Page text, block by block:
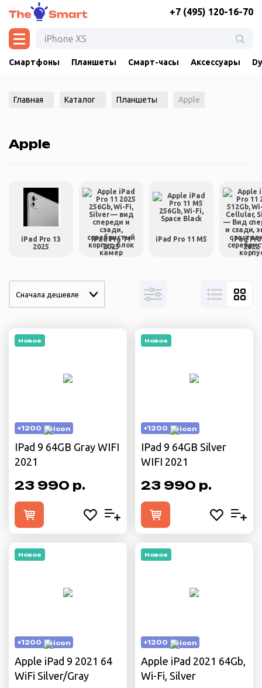
+7 (495) 120-16-70
Смартфоны Планшеты Смарт-часы Аксессуары
Главная Каталог Планшеты Apple
Apple
iPad Pro 13
2025
iPad Pro 11
2025
iPad Pro 11 M5
iPad Pro
2022
Сначала дешевле
+1200
Новое
IPad 9 64GB Gray WIFI
2021
23 990 р.
+1200
Новое
IPad 9 64GB Silver
WIFI 2021
23 990 р.
+1200
Новое
Apple iPad 9 2021 64
WiFi Silver/Gray
+1200
Новое
Apple iPad 2021 64Gb,
Wi-Fi, Silver